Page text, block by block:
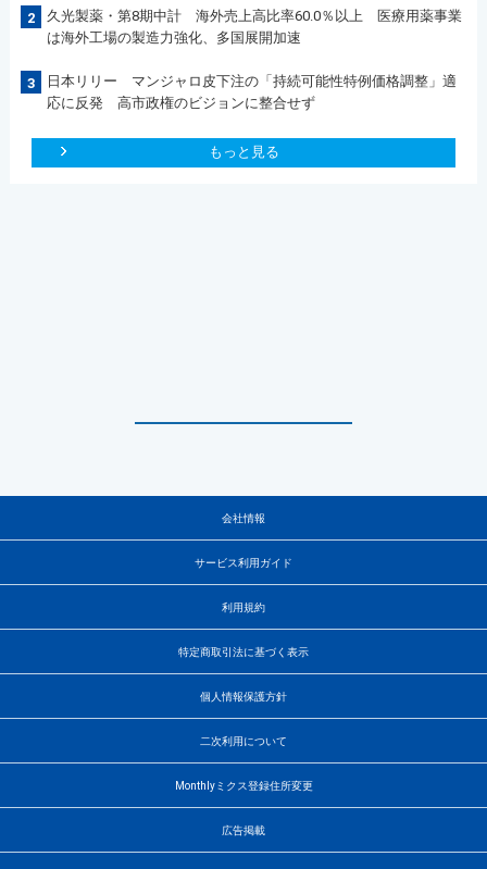
2
久光製薬・第8期中計 海外売上高比率60.0％以上 医療用薬事業
は海外工場の製造力強化、多国展開加速
3
日本リリー マンジャロ皮下注の「持続可能性特例価格調整」適
応に反発 高市政権のビジョンに整合せず
もっと見る
会社情報
サービス利用ガイド
利用規約
特定商取引法に基づく表示
個人情報保護方針
二次利用について
Monthlyミクス登録住所変更
広告掲載